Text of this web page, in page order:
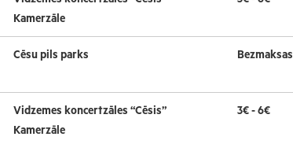
Kamerzāle
Cēsu pils parks Bezmaksas
Vidzemes koncertzāles “Cēsis”
Kamerzāle
3€ - 6€